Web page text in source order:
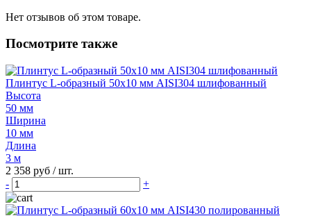
Нет отзывов об этом товаре.
Посмотрите также
Плинтус L-образный 50х10 мм AISI304 шлифованный
Высота
50 мм
Ширина
10 мм
Длина
3 м
2 358 руб / шт.
-
+